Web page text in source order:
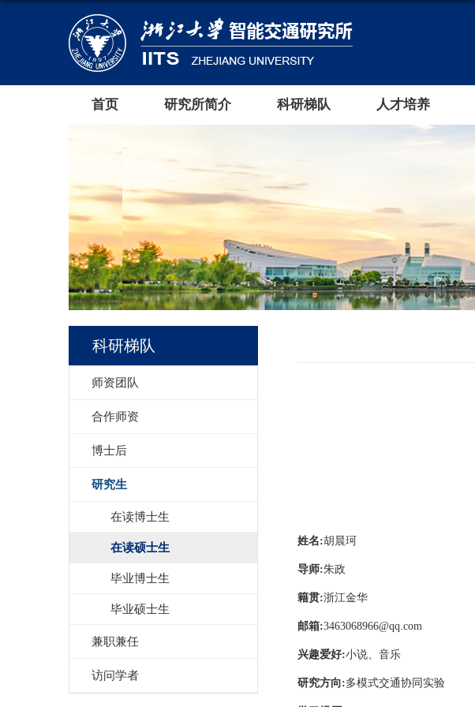
首页 研究所简介 科研梯队 人才培养
科研梯队
师资团队
合作师资
博士后
研究生
在读博士生
在读硕士生
毕业博士生
毕业硕士生
兼职兼任
访问学者
姓名:胡晨珂
导师:朱政
籍贯:浙江金华
邮箱:3463068966@qq.com
兴趣爱好:小说、音乐
研究方向:多模式交通协同实验